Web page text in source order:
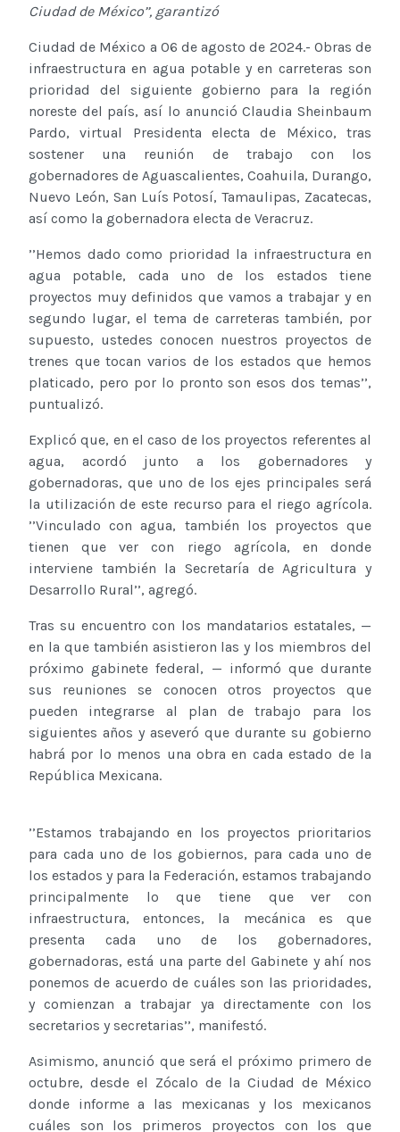
Ciudad de México’’, garantizó
Ciudad de México a 06 de agosto de 2024.- Obras de
infraestructura en agua potable y en carreteras son
prioridad del siguiente gobierno para la región
noreste del país, así lo anunció Claudia Sheinbaum
Pardo, virtual Presidenta electa de México, tras
sostener una reunión de trabajo con los
gobernadores de Aguascalientes, Coahuila, Durango,
Nuevo León, San Luís Potosí, Tamaulipas, Zacatecas,
así como la gobernadora electa de Veracruz.
’’Hemos dado como prioridad la infraestructura en
agua potable, cada uno de los estados tiene
proyectos muy definidos que vamos a trabajar y en
segundo lugar, el tema de carreteras también, por
supuesto, ustedes conocen nuestros proyectos de
trenes que tocan varios de los estados que hemos
platicado, pero por lo pronto son esos dos temas’’,
puntualizó.
Explicó que, en el caso de los proyectos referentes al
agua, acordó junto a los gobernadores y
gobernadoras, que uno de los ejes principales será
la utilización de este recurso para el riego agrícola.
’’Vinculado con agua, también los proyectos que
tienen que ver con riego agrícola, en donde
interviene también la Secretaría de Agricultura y
Desarrollo Rural’’, agregó.
Tras su encuentro con los mandatarios estatales, —
en la que también asistieron las y los miembros del
próximo gabinete federal, — informó que durante
sus reuniones se conocen otros proyectos que
pueden integrarse al plan de trabajo para los
siguientes años y aseveró que durante su gobierno
habrá por lo menos una obra en cada estado de la
República Mexicana.
’’Estamos trabajando en los proyectos prioritarios
para cada uno de los gobiernos, para cada uno de
los estados y para la Federación, estamos trabajando
principalmente lo que tiene que ver con
infraestructura, entonces, la mecánica es que
presenta cada uno de los gobernadores,
gobernadoras, está una parte del Gabinete y ahí nos
ponemos de acuerdo de cuáles son las prioridades,
y comienzan a trabajar ya directamente con los
secretarios y secretarias’’, manifestó.
Asimismo, anunció que será el próximo primero de
octubre, desde el Zócalo de la Ciudad de México
donde informe a las mexicanas y los mexicanos
cuáles son los primeros proyectos con los que